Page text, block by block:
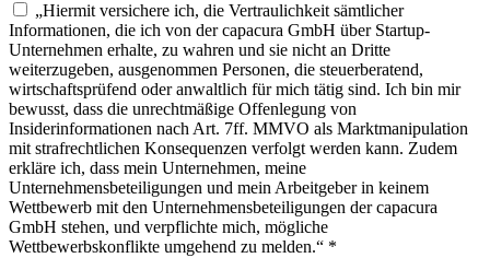
„Hiermit versichere ich, die Vertraulichkeit sämtlicher
Informationen, die ich von der capacura GmbH über Startup-
Unternehmen erhalte, zu wahren und sie nicht an Dritte
weiterzugeben, ausgenommen Personen, die steuerberatend,
wirtschaftsprüfend oder anwaltlich für mich tätig sind. Ich bin mir
bewusst, dass die unrechtmäßige Offenlegung von
Insiderinformationen nach Art. 7ff. MMVO als Marktmanipulation
mit strafrechtlichen Konsequenzen verfolgt werden kann. Zudem
erkläre ich, dass mein Unternehmen, meine
Unternehmensbeteiligungen und mein Arbeitgeber in keinem
Wettbewerb mit den Unternehmensbeteiligungen der capacura
GmbH stehen, und verpflichte mich, mögliche
Wettbewerbskonflikte umgehend zu melden.“ *